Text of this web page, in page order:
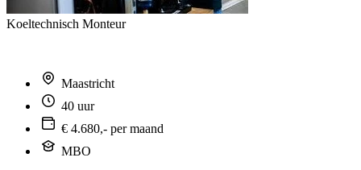
Koeltechnisch Monteur
Maastricht
40 uur
€ 4.680,- per maand
MBO